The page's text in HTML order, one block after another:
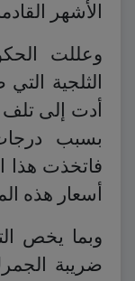
الأشهر
وعللت
الثلجية
أدت إلى
بسبب درجات
فاتخذت هذا
أسعار هذه
وبما يخص
ضريبة